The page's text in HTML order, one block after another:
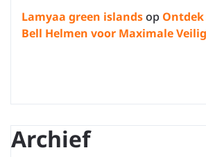
Lamyaa green islandsop
Bell Helmen voor Maximale
Archief